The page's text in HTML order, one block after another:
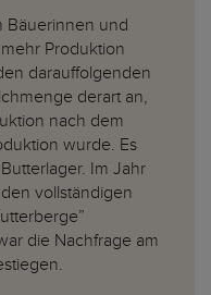
Bäuerinnen und
Produktion
darauffolgenden
derart an,
nach dem
wurde. Es
Im Jahr
vollständigen
die Nachfrage am